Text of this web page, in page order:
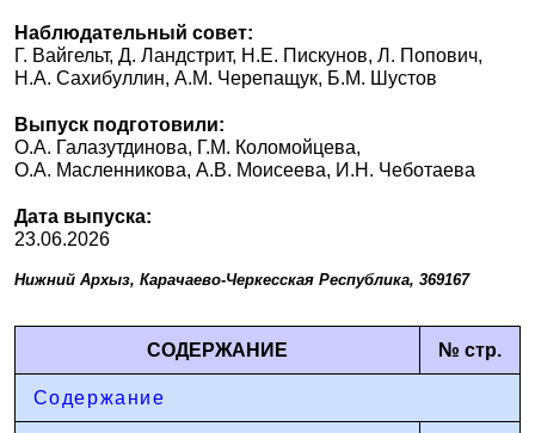
Наблюдательный совет:
Г. Вайгельт, Д. Ландстрит, Н.Е. Пискунов, Л. Попович,
Н.А. Сахибуллин, А.М. Черепащук, Б.М. Шустов
Выпуск подготовили:
О.А. Галазутдинова, Г.М. Коломойцева,
О.А. Масленникова, А.В. Моисеева, И.Н. Чеботаева
Дата выпуска:
23.06.2026
Нижний Архыз, Карачаево-Черкесская Республика, 369167
СОДЕРЖАНИЕ № стр.
Содержание